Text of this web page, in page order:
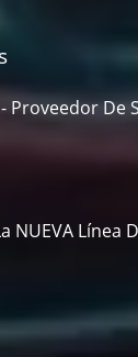
Proveedor De
NUEVA Línea